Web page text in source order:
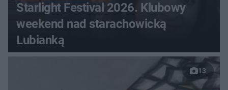
Starlight Festival 2026. Klubowy
weekend nad starachowicką
Lubianką
13